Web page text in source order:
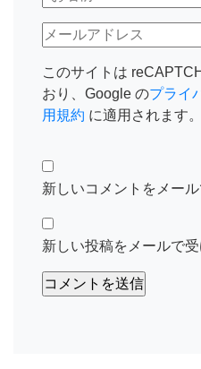
このサイトは
おり、Google のプライ
用規約 に適用されます。
新しいコメントをメー
新しい投稿をメールで